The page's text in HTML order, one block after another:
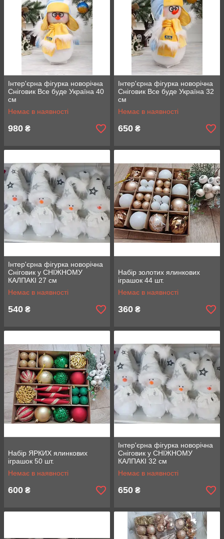
Інтер'єрна фігурка новорічна
Сніговик Все буде Україна 40
см
Немає в наявності
980 ₴
Інтер'єрна фігурка новорічна
Сніговик Все буде Україна 32
см
Немає в наявності
650 ₴
Інтер'єрна фігурка новорічна
Сніговик у СНІЖНОМУ
КАЛПАКІ 27 см
Немає в наявності
540 ₴
Набір золотих ялинкових
іграшок 44 шт.
Немає в наявності
360 ₴
Набір ЯРКИХ ялинкових
іграшок 50 шт.
Немає в наявності
600 ₴
Інтер'єрна фігурка новорічна
Сніговик у СНІЖНОМУ
КАЛПАКІ 32 см
Немає в наявності
650 ₴